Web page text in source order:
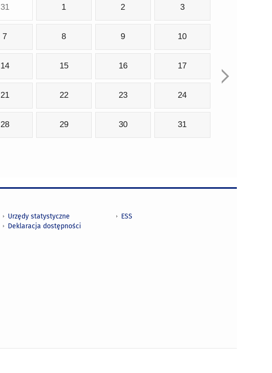
31 1 2 3
7 8 9 10
14 15 16 17
21 22 23 24
28 29 30 31
Urzędy statystyczne
Deklaracja dostępności
ESS